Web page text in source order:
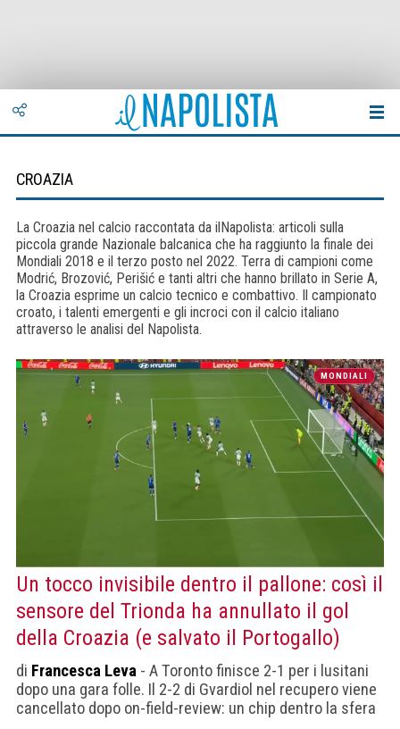
CROAZIA
La Croazia nel calcio raccontata da ilNapolista: articoli sulla
piccola grande Nazionale balcanica che ha raggiunto la finale dei
Mondiali 2018 e il terzo posto nel 2022. Terra di campioni come
Modrić, Brozović, Perišić e tanti altri che hanno brillato in Serie A,
la Croazia esprime un calcio tecnico e combattivo. Il campionato
croato, i talenti emergenti e gli incroci con il calcio italiano
attraverso le analisi del Napolista.
MONDIALI
Un tocco invisibile dentro il pallone: così il
sensore del Trionda ha annullato il gol
della Croazia (e salvato il Portogallo)
di Francesca Leva - A Toronto finisce 2-1 per i lusitani
dopo una gara folle. Il 2-2 di Gvardiol nel recupero viene
cancellato dopo on-field-review: un chip dentro la sfera